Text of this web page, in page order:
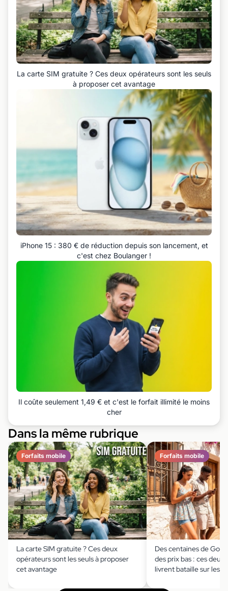
La carte SIM gratuite ? Ces deux opérateurs sont les seuls
à proposer cet avantage
iPhone 15 : 380 € de réduction depuis son lancement, et
c'est chez Boulanger !
Il coûte seulement 1,49 € et c'est le forfait illimité le moins
cher
Dans la même rubrique
Forfaits mobile
La carte SIM gratuite ? Ces deux
opérateurs sont les seuls à proposer
cet avantage
Forfaits mobile
Des centaines de Go,
des prix bas : ces deux
livrent bataille sur les